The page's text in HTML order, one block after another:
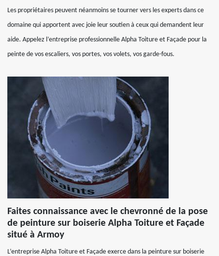
Les propriétaires peuvent néanmoins se tourner vers les experts dans ce
domaine qui apportent avec joie leur soutien à ceux qui demandent leur
aide. Appelez l’entreprise professionnelle Alpha Toiture et Façade pour la
peinte de vos escaliers, vos portes, vos volets, vos garde-fous.
Faites connaissance avec le chevronné de la pose
de peinture sur boiserie Alpha Toiture et Façade
situé à Armoy
L’entreprise Alpha Toiture et Façade exerce dans la peinture sur boiserie